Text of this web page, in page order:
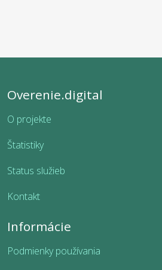
Overenie.digital
O projekte
Štatistiky
Status služieb
Kontakt
Informácie
Podmienky používania